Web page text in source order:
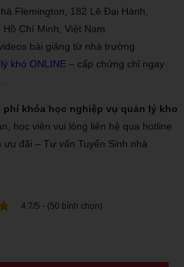
Flemington, 182 Lê Đại Hành,
Chí Minh, Việt Nam.
bài giảng từ nhà trường
khó ONLINE – cấp chứng chỉ ngay
phí khóa học nghiệp vụ quản lý kho
học viên vui lòng liên hệ qua hotline
ưu đãi – Tư vấn Tuyển Sinh nhà
4.7/5 - (50 bình chọn)